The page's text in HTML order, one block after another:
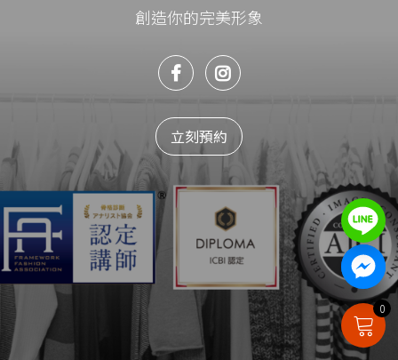
0
創造你的完美形象
立刻預約